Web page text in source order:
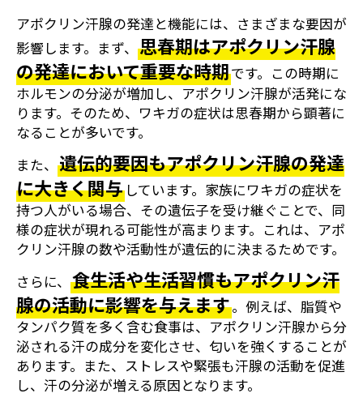
アポクリン汗腺の発達と機能には、さまざまな要因が
影響します。まず、 思春期はアポクリン汗腺
の発達において重要な時期です。この時期に
ホルモンの分泌が増加し、アポクリン汗腺が活発にな
ります。そのため、ワキガの症状は思春期から顕著に
なることが多いです。
また、 遺伝的要因もアポクリン汗腺の発達
に大きく関与 しています。家族にワキガの症状を
持つ人がいる場合、その遺伝子を受け継ぐことで、同
様の症状が現れる可能性が高まります。これは、アポ
クリン汗腺の数や活動性が遺伝的に決まるためです。
さらに、 食生活や生活習慣もアポクリン汗
腺の活動に影響を与えます。例えば、脂質や
タンパク質を多く含む食事は、アポクリン汗腺から分
泌される汗の成分を変化させ、匂いを強くすることが
あります。また、ストレスや緊張も汗腺の活動を促進
し、汗の分泌が増える原因となります。